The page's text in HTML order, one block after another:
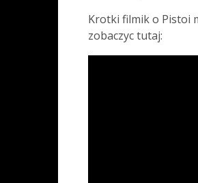
Krotki filmik o Pistoi
zobaczyc tutaj: